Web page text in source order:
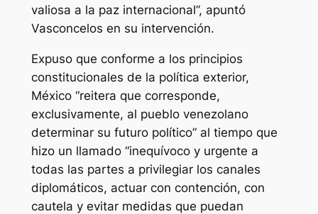
valiosa a la paz internacional”, apuntó
Vasconcelos en su intervención.
Expuso que conforme a los principios
constitucionales de la política exterior,
México “reitera que corresponde,
exclusivamente, al pueblo venezolano
determinar su futuro político” al tiempo que
hizo un llamado “inequívoco y urgente a
todas las partes a privilegiar los canales
diplomáticos, actuar con contención, con
cautela y evitar medidas que puedan